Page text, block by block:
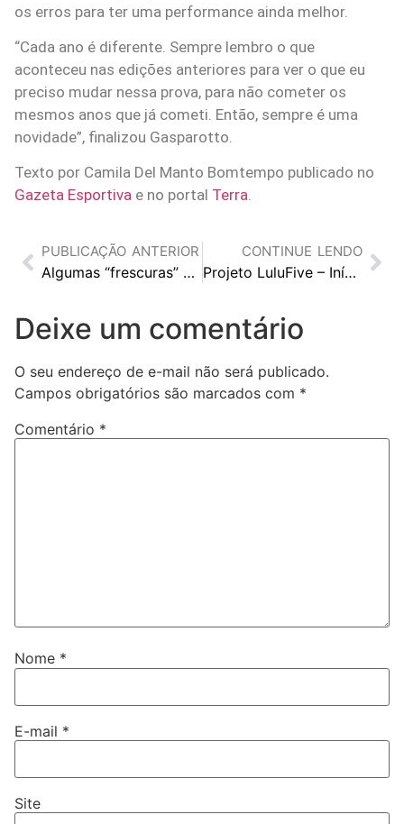
os erros para ter uma performance ainda melhor.
“Cada ano é diferente. Sempre lembro o que
aconteceu nas edições anteriores para ver o que eu
preciso mudar nessa prova, para não cometer os
mesmos anos que já cometi. Então, sempre é uma
novidade”, finalizou Gasparotto.
Texto por Camila Del Manto Bomtempo publicado no
Gazeta Esportiva e no portal Terra.
PUBLICAÇÃO ANTERIOR
Algumas “frescuras” dos ciclistas
CONTINUE LENDO
Projeto LuluFive – Início
Deixe um comentário
O seu endereço de e-mail não será publicado.
Campos obrigatórios são marcados com *
Comentário *
Nome *
E-mail *
Site